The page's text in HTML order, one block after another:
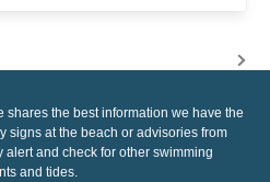
shares the best information we have the
signs at the beach or advisories from
and check for other swimming
and tides.